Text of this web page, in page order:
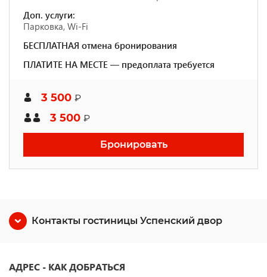
Доп. услуги:
Парковка, Wi-Fi
БЕСПЛАТНАЯ отмена бронирования
ПЛАТИТЕ НА МЕСТЕ — предоплата требуется
3 500 ₽
3 500 ₽
Бронировать
Контакты гостиницы Успенский двор
АДРЕС - КАК ДОБРАТЬСЯ